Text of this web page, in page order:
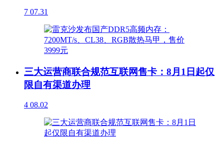
7 07.31
三大运营商联合规范互联网售卡：8月1日起仅
限自有渠道办理
4 08.02